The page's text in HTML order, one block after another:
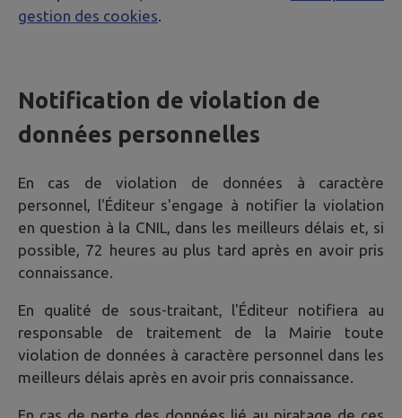
gestion des cookies.
Notification de violation de
données personnelles
En cas de violation de données à caractère
personnel, l'Éditeur s'engage à notifier la violation
en question à la CNIL, dans les meilleurs délais et, si
possible, 72 heures au plus tard après en avoir pris
connaissance.
En qualité de sous-traitant, l'Éditeur notifiera au
responsable de traitement de la Mairie toute
violation de données à caractère personnel dans les
meilleurs délais après en avoir pris connaissance.